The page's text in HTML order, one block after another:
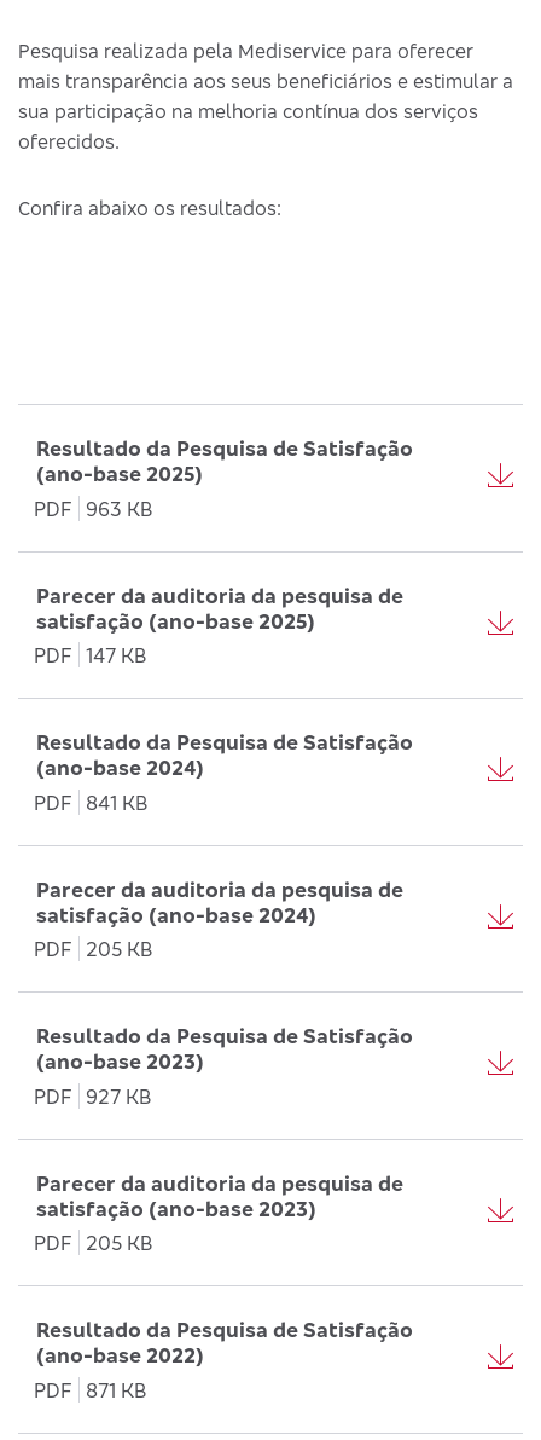
Pesquisa realizada pela Mediservice para oferecer
mais transparência aos seus beneficiários e estimular a
sua participação na melhoria contínua dos serviços
oferecidos.
Confira abaixo os resultados:
Resultado da Pesquisa de Satisfação
(ano-base 2025)
PDF
963 KB
Parecer da auditoria da pesquisa de
satisfação (ano-base 2025)
PDF 147 KB
Resultado da Pesquisa de Satisfação
(ano-base 2024)
PDF
841 KB
Parecer da auditoria da pesquisa de
satisfação (ano-base 2024)
PDF
205 KB
Resultado da Pesquisa de Satisfação
(ano-base 2023)
PDF
927 KB
Parecer da auditoria da pesquisa de
satisfação (ano-base 2023)
PDF
205 KB
Resultado da Pesquisa de Satisfação
(ano-base 2022)
PDF
871 KB